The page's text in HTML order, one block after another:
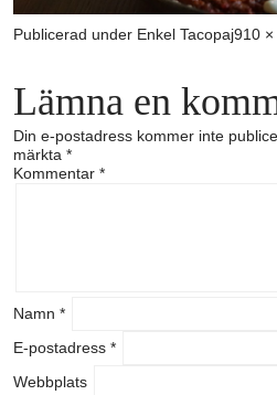
Publicerad under Enkel TacopajFull
910 ×
Lämna en
Din e-postadress kommer inte
märkta *
Kommentar *
Namn *
E-postadress *
Webbplats